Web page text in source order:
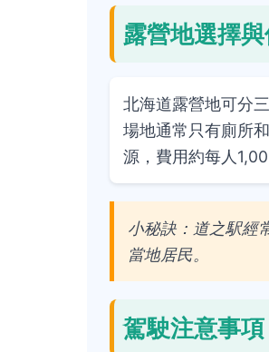
露營地選擇
北海道露營地可分
場地通常只有廁所
源，費用約每人
小秘訣：道之駅經
當地居民。
駕駛注意事項